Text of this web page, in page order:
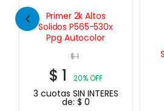
Altos
530x
INTERES
Protector de
Subcarrocerias al